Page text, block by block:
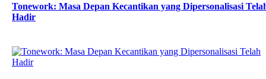
Tonework: Masa Depan Kecantikan yang Dipersonalisasi
Hadir